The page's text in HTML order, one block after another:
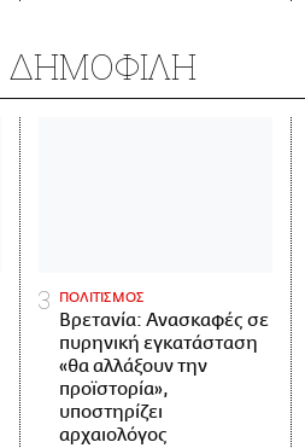
ΔΗΜΟΦΙΛΗ
ΠΟΛΙΤΙΣΜΟΣ
Βρετανία: Ανασκαφές σε
πυρηνική εγκατάσταση
«θα αλλάξουν την
προϊστορία»,
υποστηρίζει
αρχαιολόγος